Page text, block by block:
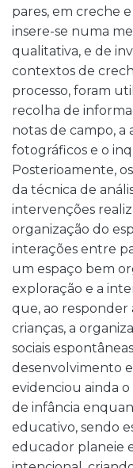
pares, em creche
insere-se numa
qualitativa, e de
contextos de
processo, foram
recolha de
notas de campo, a
fotográficos e o
Posterioamente,
da técnica de
intervenções
organização do
interações entre
um espaço bem
exploração e a
que, ao responder
crianças, a
sociais
desenvolvimento
evidenciou ainda
de infância
educativo, sendo
educador planeie